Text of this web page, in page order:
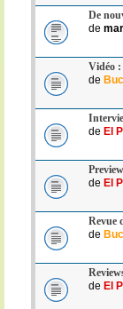
De
de
Vidéo :
de
de El
de El
Revue
de
de El